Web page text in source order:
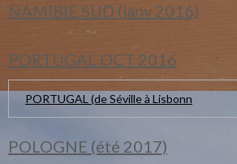
NAMIBIE SUD (janv 2016)
PORTUGAL OCT 2016
PORTUGAL (de Séville à Lisbonn
POLOGNE (été 2017)